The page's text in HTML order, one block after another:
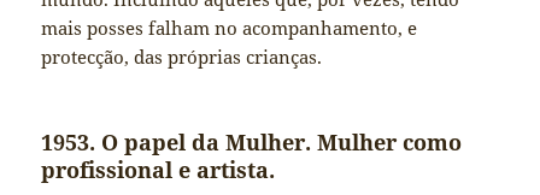
mais posses falham no acompanhamento, e
protecção, das próprias crianças.
1953. O papel da Mulher. Mulher como
profissional e artista.